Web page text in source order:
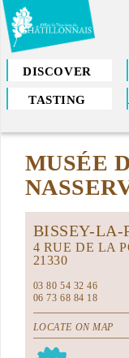
Skip
to
main
content
DISCOVER
TASTING
You
are
hereMUSÉE
BISSEY-LA-
4 RUE DE LA
21330
03 80 54 32 46
06 73 68 84 18
LOCATE ON MAP